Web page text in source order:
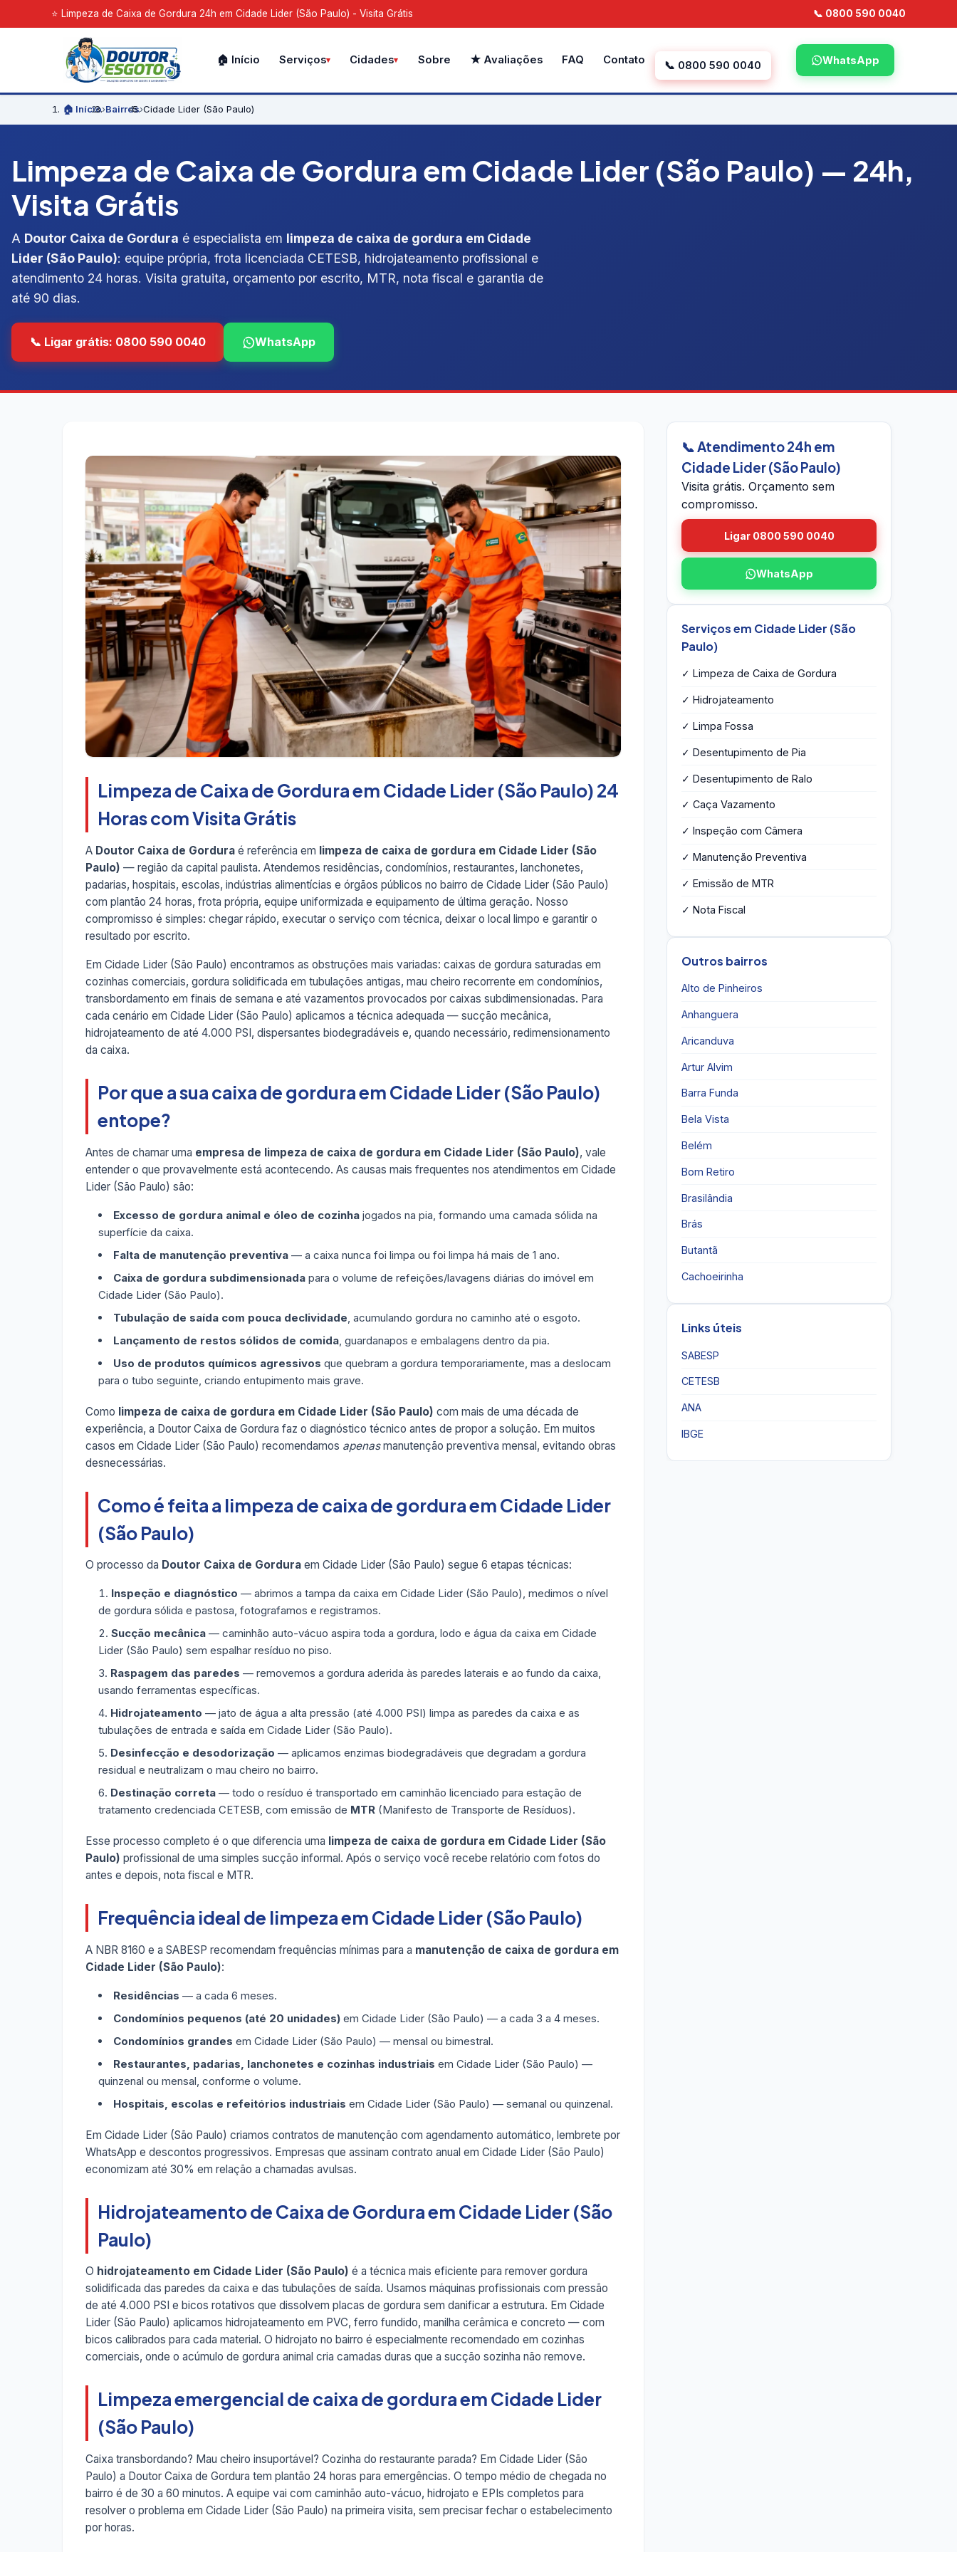
⭐ Limpeza de Caixa de Gordura 24h em Cidade Lider (São Paulo) - Visita Grátis 📞 0800 590 0040
🏠 Início Serviços Cidades Sobre ★ Avaliações FAQ Contato 📞 0800 590 0040 WhatsApp
🏠 Início›Bairros›Cidade Lider (São Paulo)
Limpeza de Caixa de Gordura em Cidade Lider (São Paulo) — 24h,
Visita Grátis
A Doutor Caixa de Gordura é especialista em limpeza de caixa de gordura em Cidade
Lider (São Paulo): equipe própria, frota licenciada CETESB, hidrojateamento profissional e
atendimento 24 horas. Visita gratuita, orçamento por escrito, MTR, nota fiscal e garantia de
até 90 dias.
📞 Ligar grátis: 0800 590 0040 WhatsApp
Limpeza de Caixa de Gordura em Cidade Lider (São Paulo) 24
Horas com Visita Grátis
A Doutor Caixa de Gordura é referência em limpeza de caixa de gordura em Cidade Lider (São
Paulo) — região da capital paulista. Atendemos residências, condomínios, restaurantes, lanchonetes,
padarias, hospitais, escolas, indústrias alimentícias e órgãos públicos no bairro de Cidade Lider (São Paulo)
com plantão 24 horas, frota própria, equipe uniformizada e equipamento de última geração. Nosso
compromisso é simples: chegar rápido, executar o serviço com técnica, deixar o local limpo e garantir o
resultado por escrito.
Em Cidade Lider (São Paulo) encontramos as obstruções mais variadas: caixas de gordura saturadas em
cozinhas comerciais, gordura solidificada em tubulações antigas, mau cheiro recorrente em condomínios,
transbordamento em finais de semana e até vazamentos provocados por caixas subdimensionadas. Para
cada cenário em Cidade Lider (São Paulo) aplicamos a técnica adequada — sucção mecânica,
hidrojateamento de até 4.000 PSI, dispersantes biodegradáveis e, quando necessário, redimensionamento
da caixa.
Por que a sua caixa de gordura em Cidade Lider (São Paulo)
entope?
Antes de chamar uma empresa de limpeza de caixa de gordura em Cidade Lider (São Paulo), vale
entender o que provavelmente está acontecendo. As causas mais frequentes nos atendimentos em Cidade
Lider (São Paulo) são:
Excesso de gordura animal e óleo de cozinhajogados na pia, formando uma camada sólida na
superfície da caixa.
Falta de manutenção preventiva— a caixa nunca foi limpa ou foi limpa há mais de 1 ano.
Caixa de gordura subdimensionadapara o volume de refeições/lavagens diárias do imóvel em
Cidade Lider (São Paulo).
Tubulação de saída com pouca declividade , acumulando gordura no caminho até o esgoto.
Lançamento de restos sólidos de comida, guardanapos e embalagens dentro da pia.
Uso de produtos químicos agressivos que quebram a gordura temporariamente, mas a deslocam
para o tubo seguinte, criando entupimento mais grave.
Como limpeza de caixa de gordura em Cidade Lider (São Paulo) com mais de uma década de
experiência, a Doutor Caixa de Gordura faz o diagnóstico técnico antes de propor a solução. Em muitos
casos em Cidade Lider (São Paulo) recomendamos apenasmanutenção preventiva mensal, evitando obras
desnecessárias.
Como é feita a limpeza de caixa de gordura em Cidade Lider
(São Paulo)
O processo da Doutor Caixa de Gordura em Cidade Lider (São Paulo) segue 6 etapas técnicas:
Inspeção e diagnóstico — abrimos a tampa da caixa em Cidade Lider (São Paulo), medimos o nível
de gordura sólida e pastosa, fotografamos e registramos.
Sucção mecânica— caminhão auto-vácuo aspira toda a gordura, lodo e água da caixa em Cidade
Lider (São Paulo) sem espalhar resíduo no piso.
Raspagem das paredes — removemos a gordura aderida às paredes laterais e ao fundo da caixa,
usando ferramentas específicas.
Hidrojateamento — jato de água a alta pressão (até 4.000 PSI) limpa as paredes da caixa e as
tubulações de entrada e saída em Cidade Lider (São Paulo).
Desinfecção e desodorização — aplicamos enzimas biodegradáveis que degradam a gordura
residual e neutralizam o mau cheiro no bairro.
Destinação correta— todo o resíduo é transportado em caminhão licenciado para estação de
tratamento credenciada CETESB, com emissão de MTR(Manifesto de Transporte de Resíduos).
Esse processo completo é o que diferencia uma limpeza de caixa de gordura em Cidade Lider (São
Paulo) profissional de uma simples sucção informal. Após o serviço você recebe relatório com fotos do
antes e depois, nota fiscal e MTR.
Frequência ideal de limpeza em Cidade Lider (São Paulo)
A NBR 8160 e a SABESP recomendam frequências mínimas para a manutenção de caixa de gordura em
Cidade Lider (São Paulo):
Residências — a cada 6 meses.
Condomínios pequenos (até 20 unidades)em Cidade Lider (São Paulo) — a cada 3 a 4 meses.
Condomínios grandes em Cidade Lider (São Paulo) — mensal ou bimestral.
Restaurantes, padarias, lanchonetes e cozinhas industriais em Cidade Lider (São Paulo) —
quinzenal ou mensal, conforme o volume.
Hospitais, escolas e refeitórios industriais em Cidade Lider (São Paulo) — semanal ou quinzenal.
Em Cidade Lider (São Paulo) criamos contratos de manutenção com agendamento automático, lembrete por
WhatsApp e descontos progressivos. Empresas que assinam contrato anual em Cidade Lider (São Paulo)
economizam até 30% em relação a chamadas avulsas.
Hidrojateamento de Caixa de Gordura em Cidade Lider (São
Paulo)
O hidrojateamento em Cidade Lider (São Paulo) é a técnica mais eficiente para remover gordura
solidificada das paredes da caixa e das tubulações de saída. Usamos máquinas profissionais com pressão
de até 4.000 PSI e bicos rotativos que dissolvem placas de gordura sem danificar a estrutura. Em Cidade
Lider (São Paulo) aplicamos hidrojateamento em PVC, ferro fundido, manilha cerâmica e concreto — com
bicos calibrados para cada material. O hidrojato no bairro é especialmente recomendado em cozinhas
comerciais, onde o acúmulo de gordura animal cria camadas duras que a sucção sozinha não remove.
Limpeza emergencial de caixa de gordura em Cidade Lider
(São Paulo)
Caixa transbordando? Mau cheiro insuportável? Cozinha do restaurante parada? Em Cidade Lider (São
Paulo) a Doutor Caixa de Gordura tem plantão 24 horas para emergências. O tempo médio de chegada no
bairro é de 30 a 60 minutos. A equipe vai com caminhão auto-vácuo, hidrojato e EPIs completos para
resolver o problema em Cidade Lider (São Paulo) na primeira visita, sem precisar fechar o estabelecimento
por horas.
📞 Atendimento 24h em
Cidade Lider (São Paulo)
Visita grátis. Orçamento sem
compromisso.
Ligar 0800 590 0040
WhatsApp
Serviços em Cidade Lider (São
Paulo)
✓ Limpeza de Caixa de Gordura
✓ Hidrojateamento
✓ Limpa Fossa
✓ Desentupimento de Pia
✓ Desentupimento de Ralo
✓ Caça Vazamento
✓ Inspeção com Câmera
✓ Manutenção Preventiva
✓ Emissão de MTR
✓ Nota Fiscal
Outros bairros
Alto de Pinheiros
Anhanguera
Aricanduva
Artur Alvim
Barra Funda
Bela Vista
Belém
Bom Retiro
Brasilândia
Brás
Butantã
Cachoeirinha
Links úteis
SABESP
CETESB
ANA
IBGE